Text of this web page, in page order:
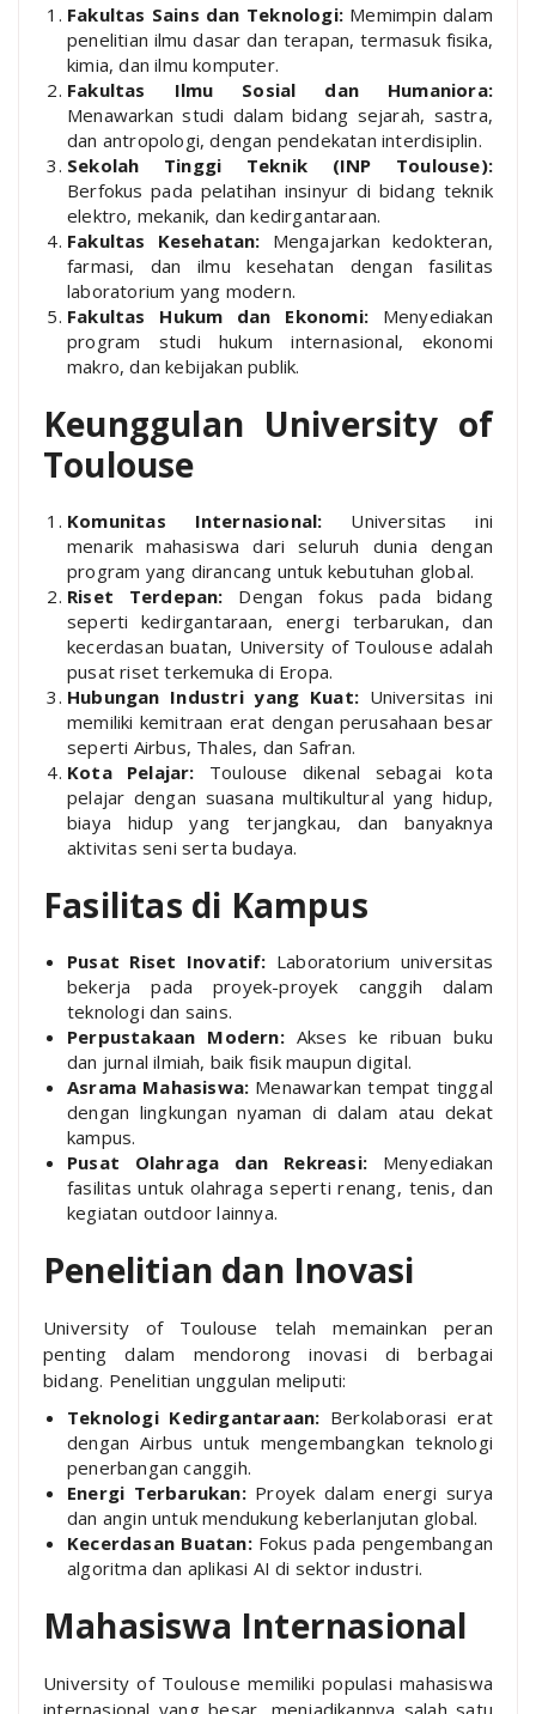
Fakultas Sains dan Teknologi:Memimpin dalam
penelitian ilmu dasar dan terapan, termasuk fisika,
kimia, dan ilmu komputer.
Fakultas Ilmu Sosial dan Humaniora:
Menawarkan studi dalam bidang sejarah, sastra,
dan antropologi, dengan pendekatan interdisiplin.
Sekolah Tinggi Teknik (INP Toulouse):
Berfokus pada pelatihan insinyur di bidang teknik
elektro, mekanik, dan kedirgantaraan.
Fakultas Kesehatan: Mengajarkan kedokteran,
farmasi, dan ilmu kesehatan dengan fasilitas
laboratorium yang modern.
Fakultas Hukum dan Ekonomi: Menyediakan
program studi hukum internasional, ekonomi
makro, dan kebijakan publik.
Keunggulan University of
Toulouse
Komunitas Internasional: Universitas ini
menarik mahasiswa dari seluruh dunia dengan
program yang dirancang untuk kebutuhan global.
Riset Terdepan: Dengan fokus pada bidang
seperti kedirgantaraan, energi terbarukan, dan
kecerdasan buatan, University of Toulouse adalah
pusat riset terkemuka di Eropa.
Hubungan Industri yang Kuat:Universitas ini
memiliki kemitraan erat dengan perusahaan besar
seperti Airbus, Thales, dan Safran.
Kota Pelajar: Toulouse dikenal sebagai kota
pelajar dengan suasana multikultural yang hidup,
biaya hidup yang terjangkau, dan banyaknya
aktivitas seni serta budaya.
Fasilitas di Kampus
Pusat Riset Inovatif: Laboratorium universitas
bekerja pada proyek-proyek canggih dalam
teknologi dan sains.
Perpustakaan Modern:Akses ke ribuan buku
dan jurnal ilmiah, baik fisik maupun digital.
Asrama Mahasiswa: Menawarkan tempat tinggal
dengan lingkungan nyaman di dalam atau dekat
kampus.
Pusat Olahraga dan Rekreasi: Menyediakan
fasilitas untuk olahraga seperti renang, tenis, dan
kegiatan outdoor lainnya.
Penelitian dan Inovasi
University of Toulouse telah memainkan peran
penting dalam mendorong inovasi di berbagai
bidang. Penelitian unggulan meliputi:
Teknologi Kedirgantaraan: Berkolaborasi erat
dengan Airbus untuk mengembangkan teknologi
penerbangan canggih.
Energi Terbarukan:Proyek dalam energi surya
dan angin untuk mendukung keberlanjutan global.
Kecerdasan Buatan:Fokus pada pengembangan
algoritma dan aplikasi AI di sektor industri.
Mahasiswa Internasional
University of Toulouse memiliki populasi mahasiswa
internasional yang besar, menjadikannya salah satu